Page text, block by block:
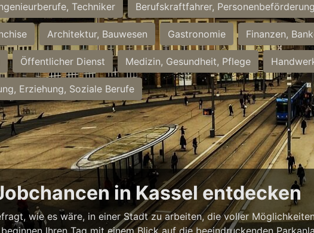
Techniker Berufskraftfahrer, Personenbeförderung
Architektur, Bauwesen Gastronomie Finanzen,
Öffentlicher Dienst Medizin, Gesundheit, Pflege
Erziehung, Soziale Berufe
in Kassel entdecken
wie es wäre, in einer Stadt zu arbeiten, die voller